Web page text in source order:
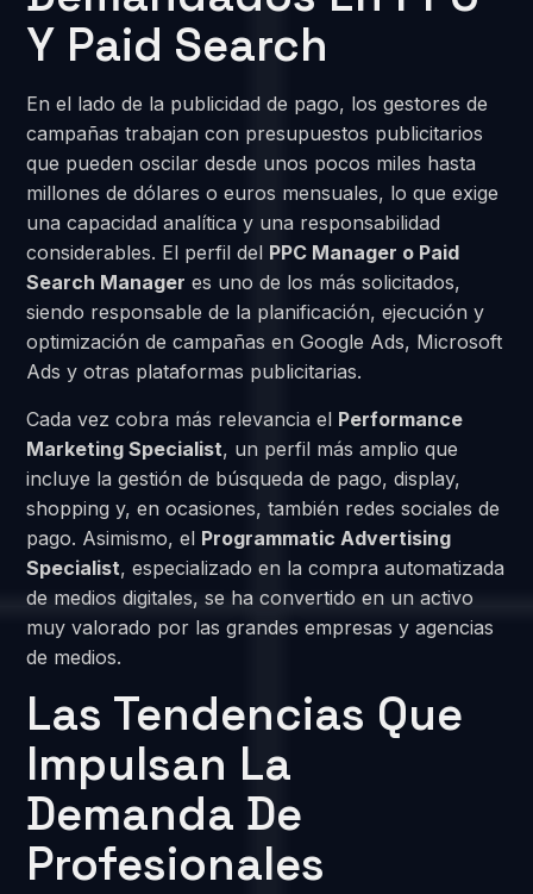
Y Paid Search
En el lado de la publicidad de pago, los gestores de
campañas trabajan con presupuestos publicitarios
que pueden oscilar desde unos pocos miles hasta
millones de dólares o euros mensuales, lo que exige
una capacidad analítica y una responsabilidad
considerables. El perfil del PPC Manager o Paid
Search Manager es uno de los más solicitados,
siendo responsable de la planificación, ejecución y
optimización de campañas en Google Ads, Microsoft
Ads y otras plataformas publicitarias.
Cada vez cobra más relevancia el Performance
Marketing Specialist, un perfil más amplio que
incluye la gestión de búsqueda de pago, display,
shopping y, en ocasiones, también redes sociales de
pago. Asimismo, el Programmatic Advertising
Specialist, especializado en la compra automatizada
de medios digitales, se ha convertido en un activo
muy valorado por las grandes empresas y agencias
de medios.
Las Tendencias Que
Impulsan La
Demanda De
Profesionales